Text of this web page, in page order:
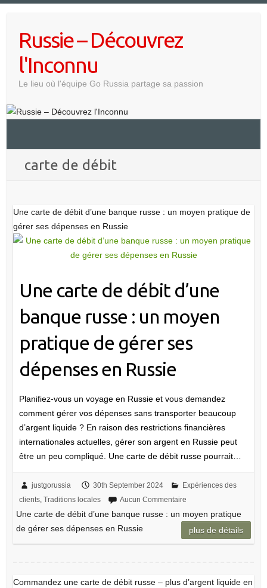
contentRussie – Découvrez
l'Inconnu
Le lieu où l'équipe Go Russia partage sa passion
carte de débit
Une carte de débit d’une banque russe : un moyen pratique de
gérer ses dépenses en Russie
Une carte de débit d’une
banque russe : un moyen
pratique de gérer ses
dépenses en Russie
Planifiez-vous un voyage en Russie et vous demandez
comment gérer vos dépenses sans transporter beaucoup
d’argent liquide ? En raison des restrictions financières
internationales actuelles, gérer son argent en Russie peut
être un peu compliqué. Une carte de débit russe pourrait…
justgorussia 30th September 2024
Expériences des
clients, Traditions locales Aucun Commentaire
Une carte de débit d’une banque russe : un moyen pratique
de gérer ses dépenses en Russie
plus de détails
Commandez une carte de débit russe – plus d’argent liquide en